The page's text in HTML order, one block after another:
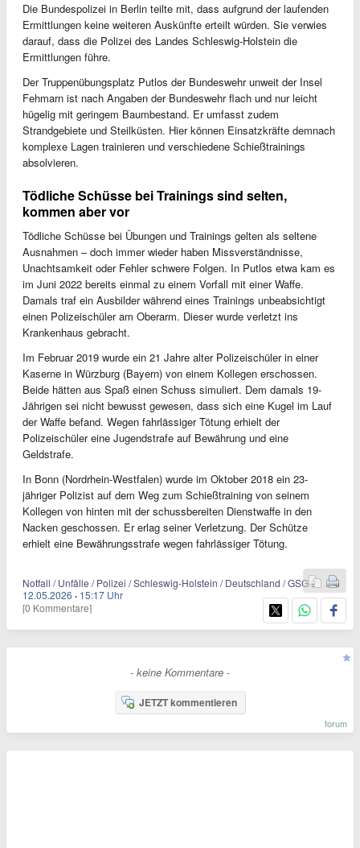
Die Bundespolizei in Berlin teilte mit, dass aufgrund der laufenden
Ermittlungen keine weiteren Auskünfte erteilt würden. Sie verwies
darauf, dass die Polizei des Landes Schleswig-Holstein die
Ermittlungen führe.
Der Truppenübungsplatz Putlos der Bundeswehr unweit der Insel
Fehmarn ist nach Angaben der Bundeswehr flach und nur leicht
hügelig mit geringem Baumbestand. Er umfasst zudem
Strandgebiete und Steilküsten. Hier können Einsatzkräfte demnach
komplexe Lagen trainieren und verschiedene Schießtrainings
absolvieren.
Tödliche Schüsse bei Trainings sind selten,
kommen aber vor
Tödliche Schüsse bei Übungen und Trainings gelten als seltene
Ausnahmen – doch immer wieder haben Missverständnisse,
Unachtsamkeit oder Fehler schwere Folgen. In Putlos etwa kam es
im Juni 2022 bereits einmal zu einem Vorfall mit einer Waffe.
Damals traf ein Ausbilder während eines Trainings unbeabsichtigt
einen Polizeischüler am Oberarm. Dieser wurde verletzt ins
Krankenhaus gebracht.
Im Februar 2019 wurde ein 21 Jahre alter Polizeischüler in einer
Kaserne in Würzburg (Bayern) von einem Kollegen erschossen.
Beide hätten aus Spaß einen Schuss simuliert. Dem damals 19-
Jährigen sei nicht bewusst gewesen, dass sich eine Kugel im Lauf
der Waffe befand. Wegen fahrlässiger Tötung erhielt der
Polizeischüler eine Jugendstrafe auf Bewährung und eine
Geldstrafe.
In Bonn (Nordrhein-Westfalen) wurde im Oktober 2018 ein 23-
jähriger Polizist auf dem Weg zum Schießtraining von seinem
Kollegen von hinten mit der schussbereiten Dienstwaffe in den
Nacken geschossen. Er erlag seiner Verletzung. Der Schütze
erhielt eine Bewährungsstrafe wegen fahrlässiger Tötung.
Notfall / Unfälle / Polizei / Schleswig-Holstein / Deutschland / GSG 9
12.05.2026 · 15:17 Uhr
[0 Kommentare]
- keine Kommentare -
JETZT kommentieren
forum